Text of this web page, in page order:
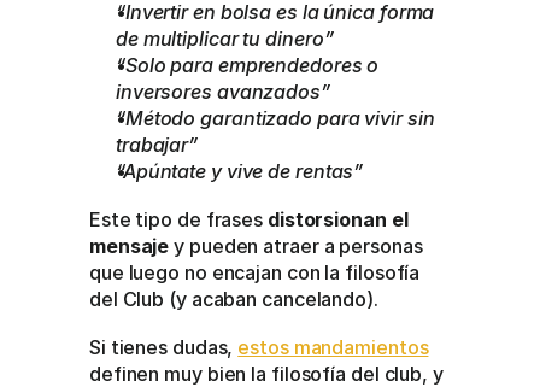
“Invertir en bolsa es la única forma
de multiplicar tu dinero”
“Solo para emprendedores o
inversores avanzados”
“Método garantizado para vivir sin
trabajar”
“Apúntate y vive de rentas”
Este tipo de frases distorsionan el
mensaje y pueden atraer a personas
que luego no encajan con la filosofía
del Club (y acaban cancelando).
Si tienes dudas, estos mandamientos
definen muy bien la filosofía del club, y